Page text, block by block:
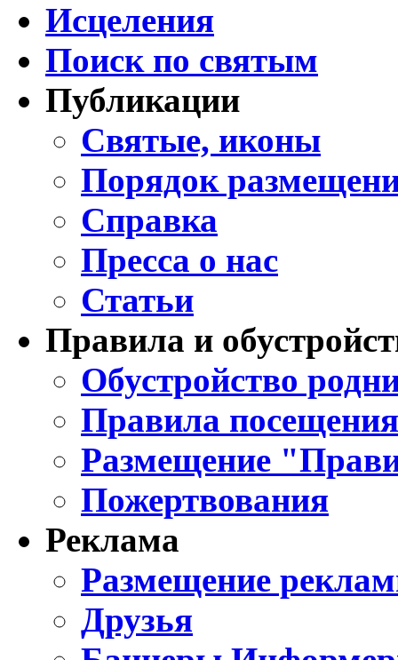
Исцеления
Поиск по святым
Публикации
Святые, иконы
Порядок
Справка
Пресса о нас
Статьи
Правила и
Обустройство
Правила
Размещение
Пожертвования
Реклама
Размещение
Друзья